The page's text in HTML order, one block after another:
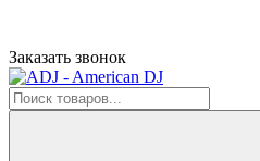
Заказать звонок